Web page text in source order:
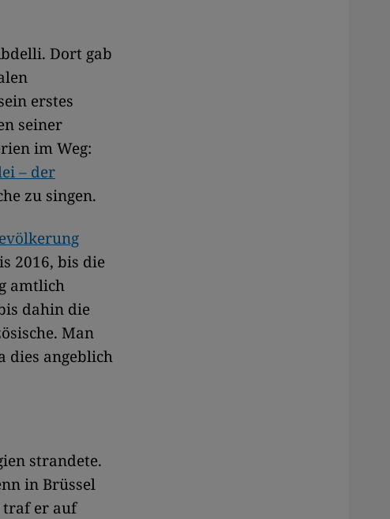
Dort gab
erstes
seiner
im Weg:
– der
zu singen.
2016, bis die
amtlich
dahin die
Man
dies angeblich
strandete.
in Brüssel
traf er auf